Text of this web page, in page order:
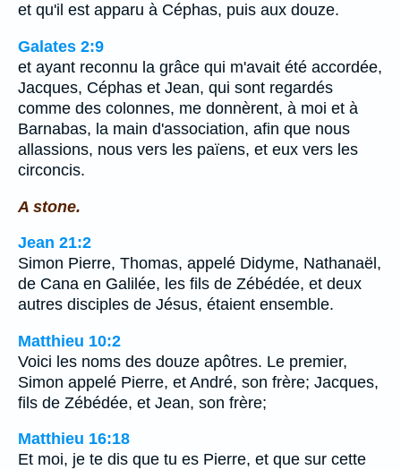
et qu'il est apparu à Céphas, puis aux douze.
Galates 2:9
et ayant reconnu la grâce qui m'avait été accordée,
Jacques, Céphas et Jean, qui sont regardés
comme des colonnes, me donnèrent, à moi et à
Barnabas, la main d'association, afin que nous
allassions, nous vers les païens, et eux vers les
circoncis.
A stone.
Jean 21:2
Simon Pierre, Thomas, appelé Didyme, Nathanaël,
de Cana en Galilée, les fils de Zébédée, et deux
autres disciples de Jésus, étaient ensemble.
Matthieu 10:2
Voici les noms des douze apôtres. Le premier,
Simon appelé Pierre, et André, son frère; Jacques,
fils de Zébédée, et Jean, son frère;
Matthieu 16:18
Et moi, je te dis que tu es Pierre, et que sur cette